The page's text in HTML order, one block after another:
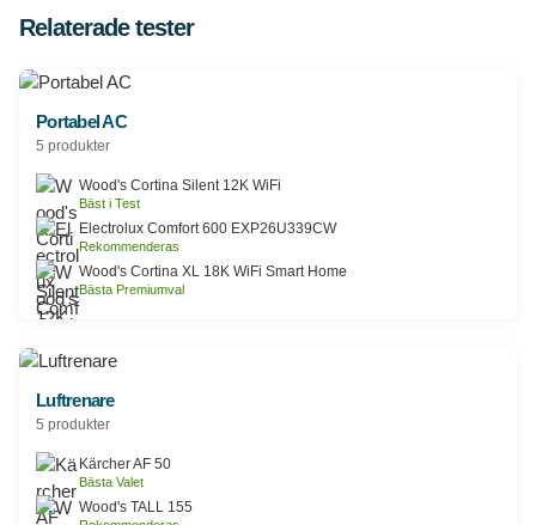
Relaterade tester
Portabel AC
5 produkter
Wood's Cortina Silent 12K WiFi
Bäst i Test
Electrolux Comfort 600 EXP26U339CW
Rekommenderas
Wood's Cortina XL 18K WiFi Smart Home
Bästa Premiumval
Luftrenare
5 produkter
Kärcher AF 50
Bästa Valet
Wood's TALL 155